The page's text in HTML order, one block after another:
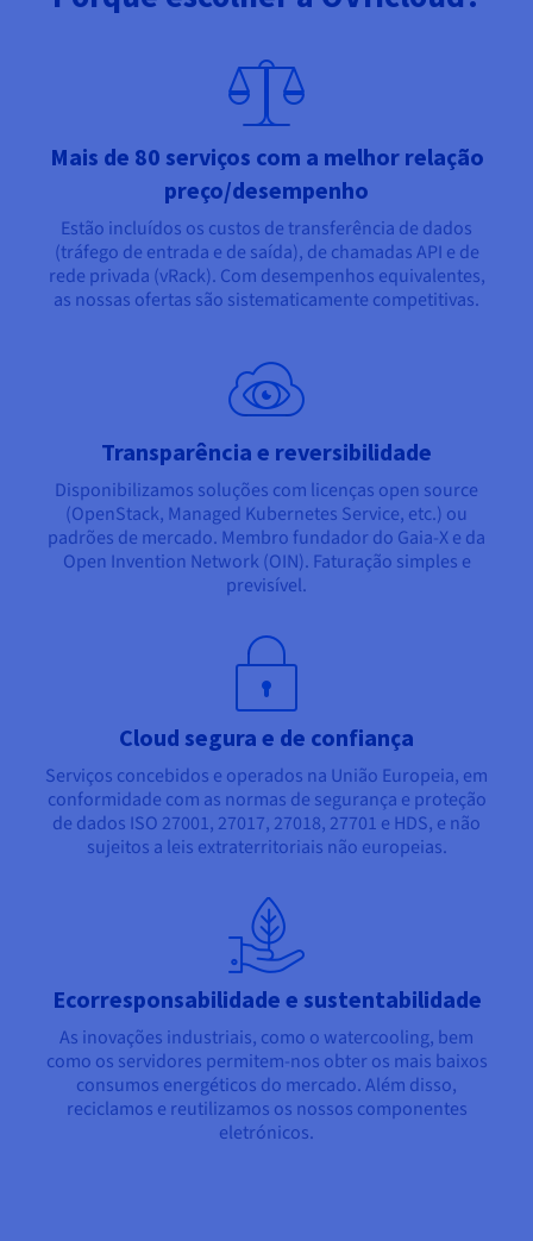
Mais de 80 serviços com a melhor relação
preço/desempenho
Estão incluídos os custos de transferência de dados
(tráfego de entrada e de saída), de chamadas API e de
rede privada (vRack). Com desempenhos equivalentes,
as nossas ofertas são sistematicamente competitivas.
Transparência e reversibilidade
Disponibilizamos soluções com licenças open source
(OpenStack, Managed Kubernetes Service, etc.) ou
padrões de mercado. Membro fundador do Gaia-X e da
Open Invention Network (OIN). Faturação simples e
previsível.
Cloud segura e de confiança
Serviços concebidos e operados na União Europeia, em
conformidade com as normas de segurança e proteção
de dados ISO 27001, 27017, 27018, 27701 e HDS, e não
sujeitos a leis extraterritoriais não europeias.
Ecorresponsabilidade e sustentabilidade
As inovações industriais, como o watercooling, bem
como os servidores permitem-nos obter os mais baixos
consumos energéticos do mercado. Além disso,
reciclamos e reutilizamos os nossos componentes
eletrónicos.